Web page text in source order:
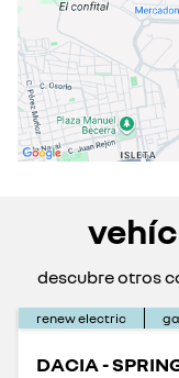
descubre otros
renew electric
DACIA -